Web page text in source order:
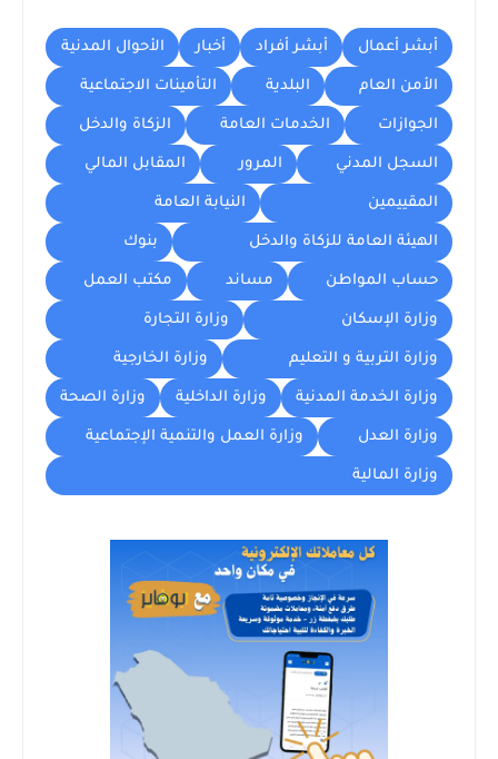
أبشر أعمال أبشر أفراد أخبار الأحوال المدنية
الأمن العام البلدية التأمينات الاجتماعية
الجوازات الخدمات العامة الزكاة والدخل
السجل المدني المرور المقابل المالي
المقييمين النيابة العامة
الهيئة العامة للزكاة والدخل بنوك
حساب المواطن مساند مكتب العمل
وزارة الإسكان وزارة التجارة
وزارة التربية و التعليم وزارة الخارجية
وزارة الخدمة المدنية وزارة الداخلية وزارة الصحة
وزارة العدل وزارة العمل والتنمية الإجتماعية
وزارة المالية